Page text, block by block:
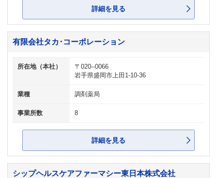
詳細を見る
有限会社タカ･コーポレーション
所在地（本社）
〒020--0066
岩手県盛岡市上田1-10-36
業種 調剤薬局
事業所数 8
詳細を見る
シップヘルスケアファーマシー東日本株式会社